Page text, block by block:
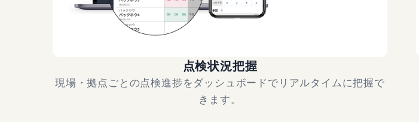
点検状況把握
現場・拠点ごとの点検進捗をダッシュボードでリアルタイムに把握で
きます。